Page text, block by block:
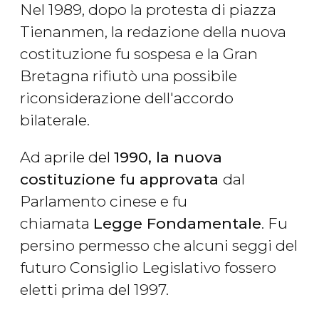
Nel 1989, dopo la protesta di piazza
Tienanmen, la redazione della nuova
costituzione fu sospesa e la Gran
Bretagna rifiutò una possibile
riconsiderazione dell'accordo
bilaterale.
Ad aprile del 1990, la nuova
costituzione fu approvata dal
Parlamento cinese e fu
chiamata Legge Fondamentale. Fu
persino permesso che alcuni seggi del
futuro Consiglio Legislativo fossero
eletti prima del 1997.